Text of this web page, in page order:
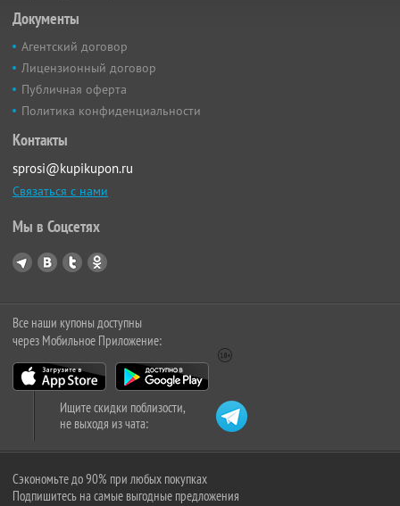
Документы
Агентский договор
Лицензионный договор
Публичная оферта
Политика конфиденциальности
Контакты
sprosi@kupikupon.ru
Связаться с нами
Мы в Соцсетях
Все наши купоны доступны
через Мобильное Приложение:
Ищите скидки поблизости,
не выходя из чата:
Сэкономьте до 90% при любых покупках
Подпишитесь на самые выгодные предложения